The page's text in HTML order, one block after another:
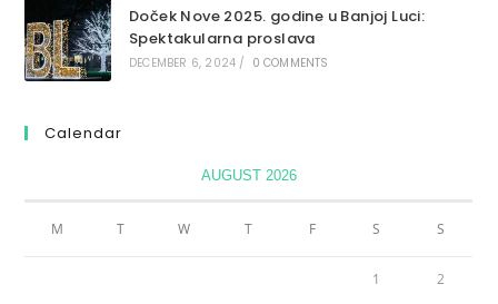
Doček Nove 2025. godine u Banjoj Luci:
Spektakularna proslava
DECEMBER 6, 2024 / 0 COMMENTS
Calendar
AUGUST 2026
M T W T F S S
1 2